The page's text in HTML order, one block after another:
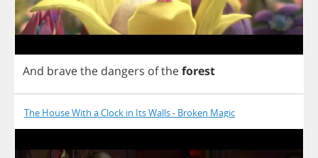
And bravethe dangers oftheforest
The House With a Clock in Its Walls - Broken Magic